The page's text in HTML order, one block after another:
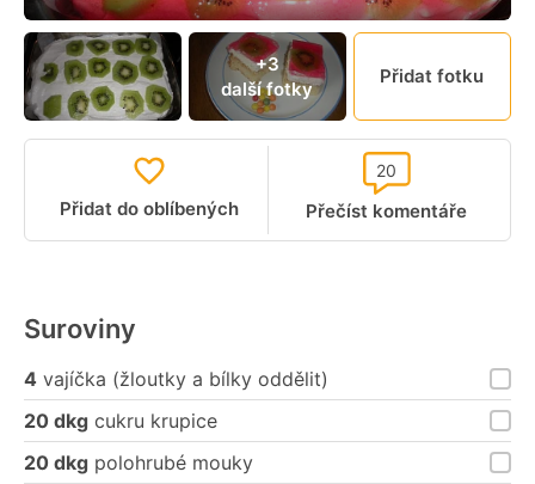
+3
další fotky
Přidat fotku
Přidat do oblíbených Přečíst komentáře
20
Suroviny
4 vajíčka (žloutky a bílky oddělit)
20 dkg cukru krupice
20 dkg polohrubé mouky